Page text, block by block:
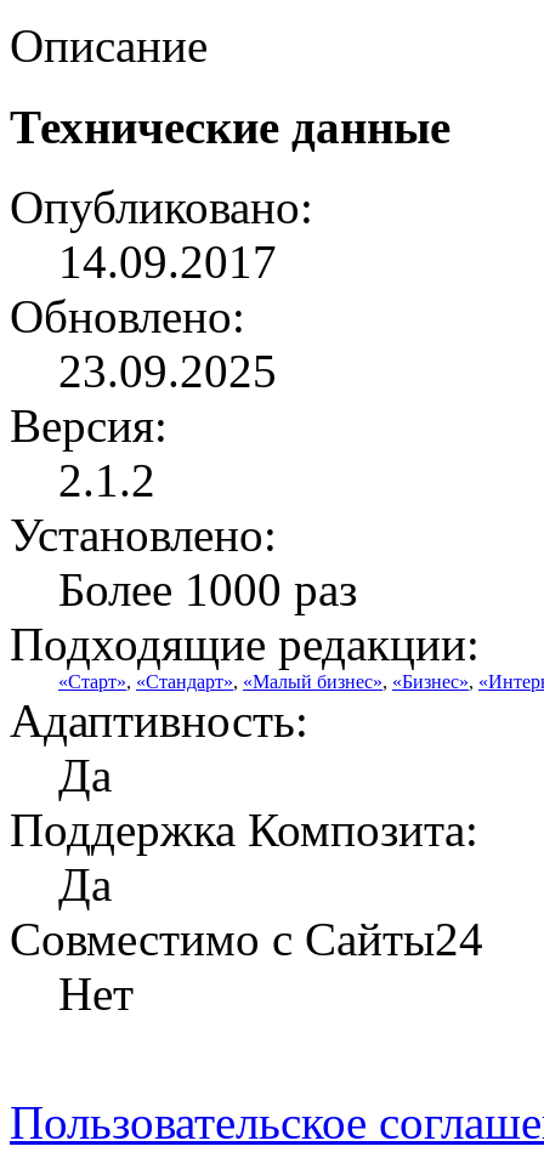
Описание
Технические данные
Опубликовано:
14.09.2017
Обновлено:
23.09.2025
Версия:
2.1.2
Установлено:
Более 1000 раз
Подходящие редакции:
«Старт», «Стандарт», «Малый бизнес», «Бизнес»,
Адаптивность:
Да
Поддержка Композита:
Да
Совместимо с Сайты24
Нет
Пользовательское